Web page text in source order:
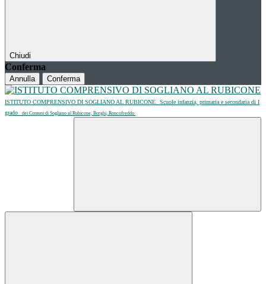
Chiudi
Conferma
Annulla Conferma
ISTITUTO COMPRENSIVO DI SOGLIANO AL RUBICONE
Scuole infanzia, primaria e secondaria di I
grado
dei Comuni di Sogliano al Rubicone, Borghi, Roncofreddo